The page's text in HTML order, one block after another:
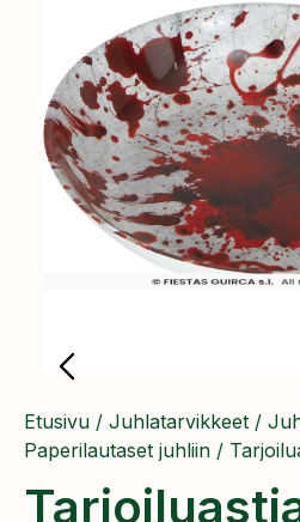
Etusivu / Juhlatarvikkeet /
Paperilautaset juhliin /